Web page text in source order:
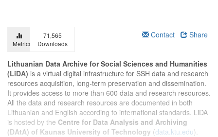
Metrics
71,565
Downloads
Contact Share
Lithuanian Data Archive for Social Sciences and Humanities
(LiDA) is a virtual digital infrastructure for SSH data and research
resources acquisition, long-term preservation and dissemination.
It provides access to more than 600 data and research resources.
All the data and research resources are documented in both
Lithuanian and English according to international standards. LiDA
is hosted by the Centre for Data Analysis and Archiving
(DAtA) of Kaunas University of Technology (data.ktu.edu).